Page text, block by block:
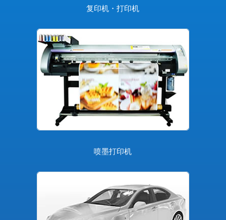
复印机・打印机
喷墨打印机